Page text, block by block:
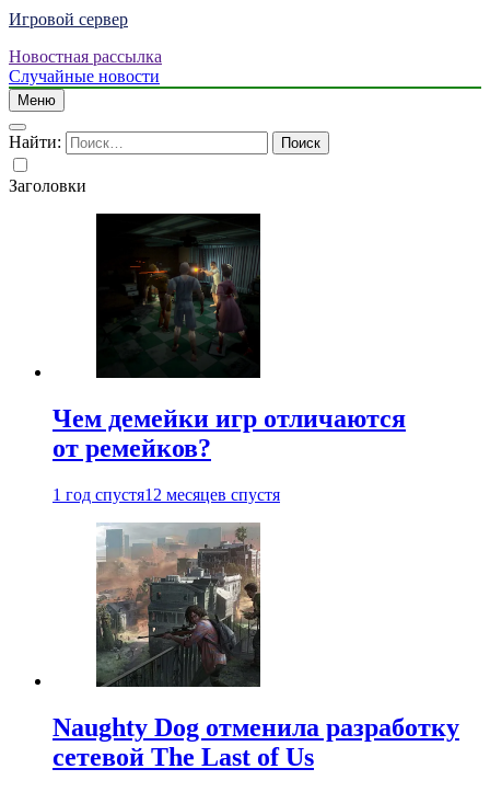
Игровой сервер
Новостная рассылка
Случайные новости
Меню
Найти:
Заголовки
Чем демейки игр отличаются
от ремейков?
1 год спустя12 месяцев спустя
Naughty Dog отменила разработку
сетевой The Last of Us